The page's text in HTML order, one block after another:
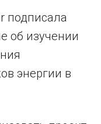
подписала
об изучении
энергии в